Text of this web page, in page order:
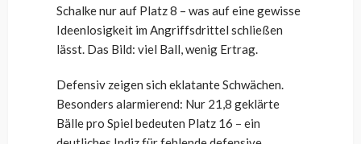
Schalke nur auf Platz 8 – was auf eine gewisse
Ideenlosigkeit im Angriffsdrittel schließen
lässt. Das Bild: viel Ball, wenig Ertrag.
Defensiv zeigen sich eklatante Schwächen.
Besonders alarmierend: Nur 21,8 geklärte
Bälle pro Spiel bedeuten Platz 16 – ein